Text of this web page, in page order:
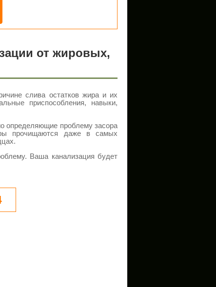
от жировых,
слива остатков жира и их
приспособления, навыки,
определяющие проблему засора
прочищаются даже в самых
Ваша канализация будет